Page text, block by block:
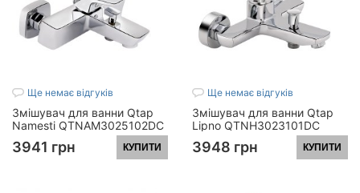
Ще немає відгуків
Змішувач для ванни Qtap
Namesti QTNAM3025102DC
Chrome
3941 грн КУПИТИ
Ще немає відгуків
Змішувач для ванни Qtap
Lipno QTNH3023101DC
Chrome
3948 грн КУПИТИ